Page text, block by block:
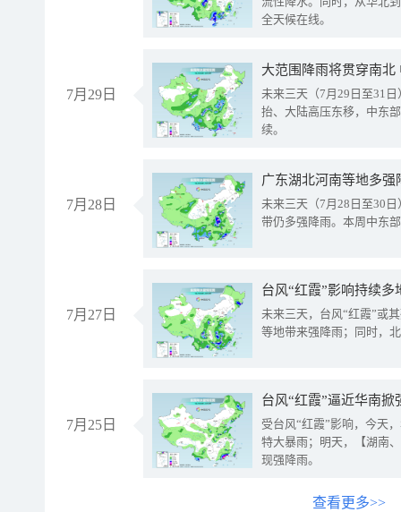
全天候在线。
7月29日
大范围降雨将贯穿南
未来三天（7月29日至31
抬、大陆高压东移，中东
续。
7月28日
广东湖北河南等地多
未来三天（7月28日至30
带仍多强降雨。本周中东
7月27日
台风“红霞”影响持续
未来三天，台风“红霞”或
等地带来强降雨；同时，
7月25日
台风“红霞”逼近华南
受台风“红霞”影响，今天
特大暴雨；明天，【湖南
现强降雨。
查看更多>>